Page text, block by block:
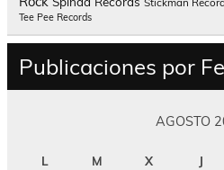
Tee Pee Records
Publicaciones por
AGOSTO
L M X J